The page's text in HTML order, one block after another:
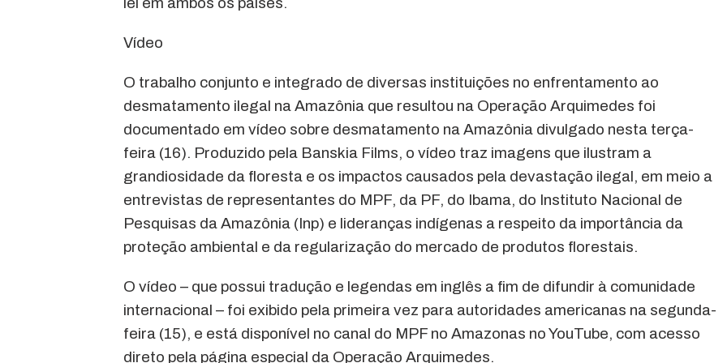
Vídeo
O trabalho conjunto e integrado de diversas instituições no enfrentamento ao
desmatamento ilegal na Amazônia que resultou na Operação Arquimedes foi
documentado em vídeo sobre desmatamento na Amazônia divulgado nesta terça-
feira (16). Produzido pela Banskia Films, o vídeo traz imagens que ilustram a
grandiosidade da floresta e os impactos causados pela devastação ilegal, em meio a
entrevistas de representantes do MPF, da PF, do Ibama, do Instituto Nacional de
Pesquisas da Amazônia (Inp) e lideranças indígenas a respeito da importância da
proteção ambiental e da regularização do mercado de produtos florestais.
O vídeo – que possui tradução e legendas em inglês a fim de difundir à comunidade
internacional – foi exibido pela primeira vez para autoridades americanas na segunda-
feira (15), e está disponível no canal do MPF no Amazonas no YouTube, com acesso
direto pela página especial da Operação Arquimedes.